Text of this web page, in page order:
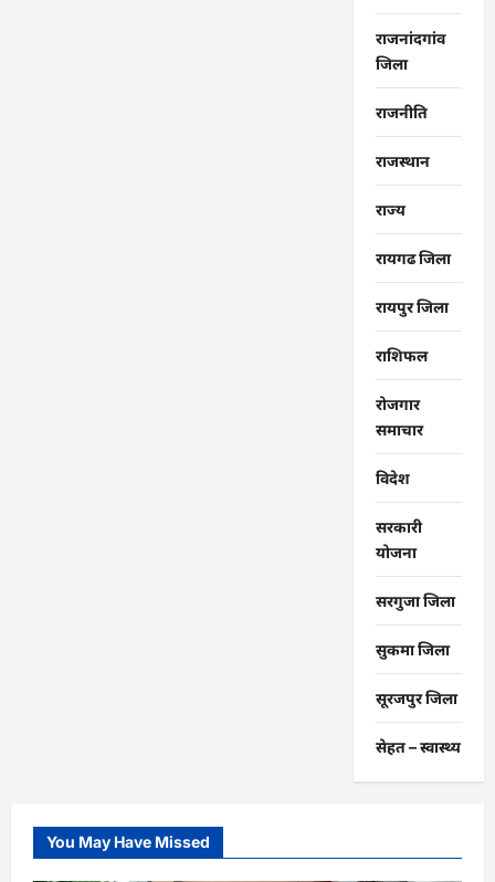
राजनांदगांव
जिला
राजनीति
राजस्थान
राज्‍य
रायगढ जिला
रायपुर जिला
राशिफल
रोजगार
समाचार
विदेश
सरकारी
योजना
सरगुजा जिला
सुकमा जिला
सूरजपुर जिला
सेहत – स्‍वास्‍थ्‍य
You May Have Missed